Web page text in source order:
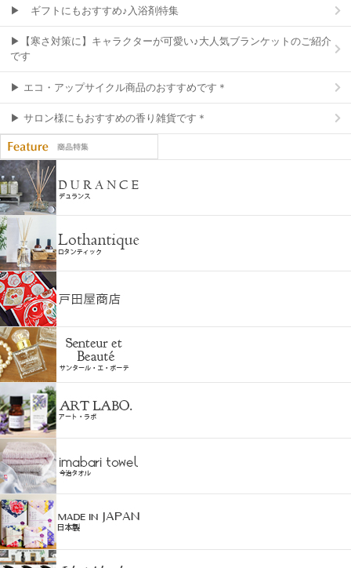
▶ ギフトにもおすすめ♪入浴剤特集
▶【寒さ対策に】キャラクターが可愛い♪大人気ブランケットのご紹介
です
▶ エコ・アップサイクル商品のおすすめです＊
▶ サロン様にもおすすめの香り雑貨です＊